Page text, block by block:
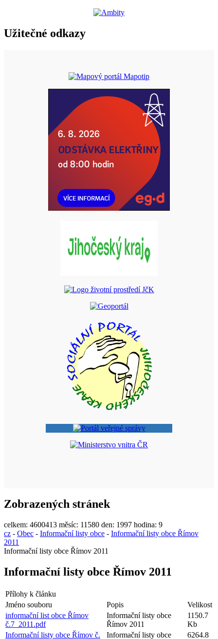
Užitečné odkazy
Zobrazených stránek
celkem: 4600413 měsíc: 11580 den: 1997 hodina: 9
cz - Obec - Informační listy obce - Informační listy obce Římov
2011
Informační listy obce Římov 2011
Informační listy obce Římov 2011
Přílohy k článku
Jméno souboru
Popis
Velikost
informační list obce Římov
č.7_2011.pdf
Informační listy obce
Římov 2011
1150.7
Kb
Informační listy obce Římov č.
Informační listy obce 6264.8